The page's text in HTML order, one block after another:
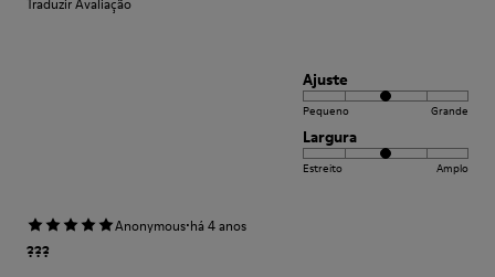
Ajuste
Pequeno Grande
Largura
Estreito Amplo
Anonymous·há 4 anos
???